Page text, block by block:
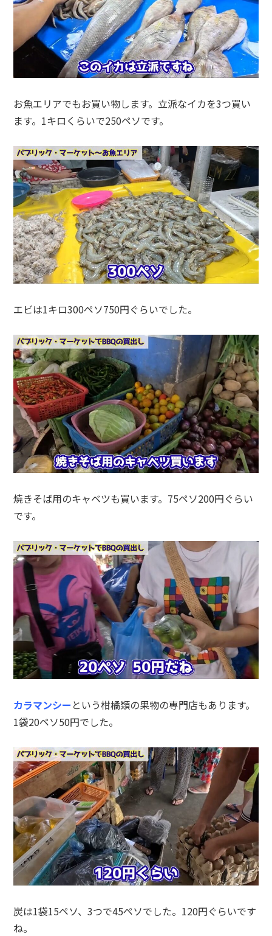
お魚エリアでもお買い物します。立派なイカを3つ買い
ます。1キロくらいで250ペソです。
エビは1キロ300ペソ750円ぐらいでした。
焼きそば用のキャベツも買います。75ペソ200円ぐらい
です。
カラマンシー という柑橘類の果物の専門店もあります。
1袋20ペソ50円でした。
炭は1袋15ペソ、3つで45ペソでした。120円ぐらいです
ね。